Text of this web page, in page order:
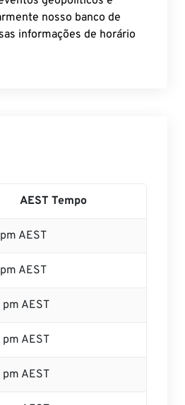
nosso banco de
informações de horário
AEST Tempo
AEST
AEST
AEST
AEST
AEST